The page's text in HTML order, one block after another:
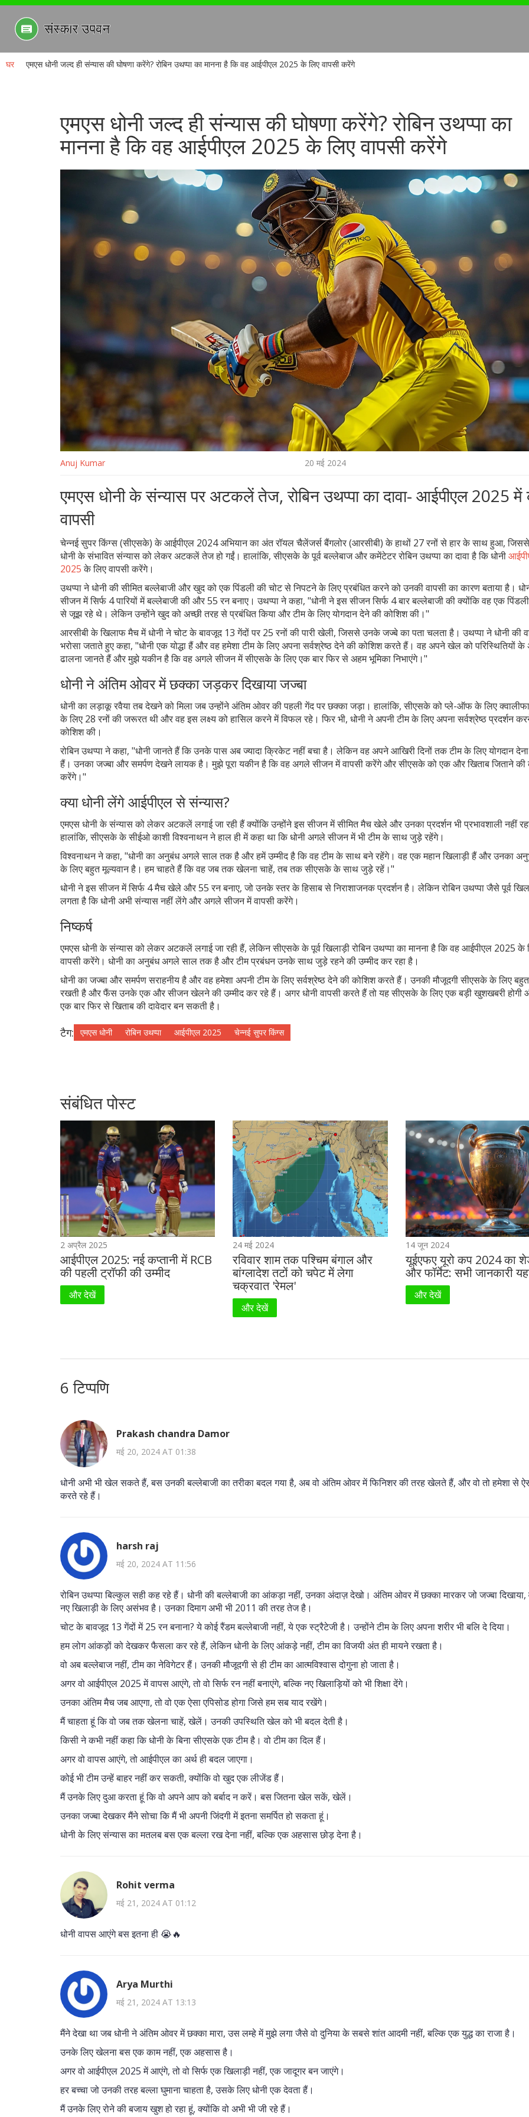
घर एमएस धोनी जल्द ही संन्यास की घोषणा करेंगे? रोबिन उथप्पा का मानना है कि वह आईपीएल 2025 के लिए वापसी करेंगे
एमएस धोनी जल्द ही संन्यास की घोषणा करेंगे? रोबिन उथप्पा का
मानना है कि वह आईपीएल 2025 के लिए वापसी करेंगे
Anuj Kumar 20 मई 2024
एमएस धोनी के संन्यास पर अटकलें तेज, रोबिन उथप्पा का दावा- आईपीएल 2025
वापसी
चेन्नई सुपर किंग्स (सीएसके) के आईपीएल 2024 अभियान का अंत रॉयल चैलेंजर्स बैंगलोर (आरसीबी) के हाथों 27 रनों से हार के साथ हुआ,
धोनी के संभावित संन्यास को लेकर अटकलें तेज हो गईं। हालांकि, सीएसके के पूर्व बल्लेबाज और कमेंटेटर रोबिन उथप्पा का दावा है कि धोनी
2025के लिए वापसी करेंगे।
उथप्पा ने धोनी की सीमित बल्लेबाजी और खुद को एक पिंडली की चोट से निपटने के लिए प्रबंधित करने को उनकी वापसी का कारण बताया है।
सीजन में सिर्फ 4 पारियों में बल्लेबाजी की और 55 रन बनाए। उथप्पा ने कहा, "धोनी ने इस सीजन सिर्फ 4 बार बल्लेबाजी की क्योंकि वह एक
से जूझ रहे थे। लेकिन उन्होंने खुद को अच्छी तरह से प्रबंधित किया और टीम के लिए योगदान देने की कोशिश की।"
आरसीबी के खिलाफ मैच में धोनी ने चोट के बावजूद 13 गेंदों पर 25 रनों की पारी खेली, जिससे उनके जज्बे का पता चलता है। उथप्पा ने धोनी की
भरोसा जताते हुए कहा, "धोनी एक योद्धा हैं और वह हमेशा टीम के लिए अपना सर्वश्रेष्ठ देने की कोशिश करते हैं। वह अपने खेल को परिस्थितियों
ढालना जानते हैं और मुझे यकीन है कि वह अगले सीजन में सीएसके के लिए एक बार फिर से अहम भूमिका निभाएंगे।"
धोनी ने अंतिम ओवर में छक्का जड़कर दिखाया जज्बा
धोनी का लड़ाकू रवैया तब देखने को मिला जब उन्होंने अंतिम ओवर की पहली गेंद पर छक्का जड़ा। हालांकि, सीएसके को प्ले-ऑफ के लिए
के लिए 28 रनों की जरूरत थी और वह इस लक्ष्य को हासिल करने में विफल रहे। फिर भी, धोनी ने अपनी टीम के लिए अपना सर्वश्रेष्ठ प्रदर्शन
कोशिश की।
रोबिन उथप्पा ने कहा, "धोनी जानते हैं कि उनके पास अब ज्यादा क्रिकेट नहीं बचा है। लेकिन वह अपने आखिरी दिनों तक टीम के लिए योगदान
हैं। उनका जज्बा और समर्पण देखने लायक है। मुझे पूरा यकीन है कि वह अगले सीजन में वापसी करेंगे और सीएसके को एक और खिताब जिताने की
करेंगे।"
क्या धोनी लेंगे आईपीएल से संन्यास?
एमएस धोनी के संन्यास को लेकर अटकलें लगाई जा रही हैं क्योंकि उन्होंने इस सीजन में सीमित मैच खेले और उनका प्रदर्शन भी प्रभावशाली नहीं
हालांकि, सीएसके के सीईओ काशी विश्वनाथन ने हाल ही में कहा था कि धोनी अगले सीजन में भी टीम के साथ जुड़े रहेंगे।
विश्वनाथन ने कहा, "धोनी का अनुबंध अगले साल तक है और हमें उम्मीद है कि वह टीम के साथ बने रहेंगे। वह एक महान खिलाड़ी हैं और उनका
के लिए बहुत मूल्यवान है। हम चाहते हैं कि वह जब तक खेलना चाहें, तब तक सीएसके के साथ जुड़े रहें।"
धोनी ने इस सीजन में सिर्फ 4 मैच खेले और 55 रन बनाए, जो उनके स्तर के हिसाब से निराशाजनक प्रदर्शन है। लेकिन रोबिन उथप्पा जैसे पूर्व
लगता है कि धोनी अभी संन्यास नहीं लेंगे और अगले सीजन में वापसी करेंगे।
निष्कर्ष
एमएस धोनी के संन्यास को लेकर अटकलें लगाई जा रही हैं, लेकिन सीएसके के पूर्व खिलाड़ी रोबिन उथप्पा का मानना है कि वह आईपीएल 2025 के
वापसी करेंगे। धोनी का अनुबंध अगले साल तक है और टीम प्रबंधन उनके साथ जुड़े रहने की उम्मीद कर रहा है।
धोनी का जज्बा और समर्पण सराहनीय है और वह हमेशा अपनी टीम के लिए सर्वश्रेष्ठ देने की कोशिश करते हैं। उनकी मौजूदगी सीएसके के लिए
रखती है और फैंस उनके एक और सीजन खेलने की उम्मीद कर रहे हैं। अगर धोनी वापसी करते हैं तो यह सीएसके के लिए एक बड़ी खुशखबरी होगी
एक बार फिर से खिताब की दावेदार बन सकती है।
टैग: एमएस धोनी रोबिन उथप्पा आईपीएल 2025 चेन्नई सुपर किंग्स
संबंधित पोस्ट
2 अप्रैल 2025
आईपीएल 2025: नई कप्तानी में RCB
की पहली ट्रॉफी की उम्मीद
और देखें
24 मई 2024
रविवार शाम तक पश्चिम बंगाल और
बांग्लादेश तटों को चपेट में लेगा
चक्रवात 'रेमल'
और देखें
14 जून 2024
यूईएफए यूरो कप 2024 का
और फॉर्मेट: सभी जानकारी
और देखें
6 टिप्पणि
Prakash chandra Damor
मई 20, 2024 AT 01:38
धोनी अभी भी खेल सकते हैं, बस उनकी बल्लेबाजी का तरीका बदल गया है, अब वो अंतिम ओवर में फिनिशर की तरह खेलते हैं, और वो तो हमेशा से
करते रहे हैं।
harsh raj
मई 20, 2024 AT 11:56
रोबिन उथप्पा बिल्कुल सही कह रहे हैं। धोनी की बल्लेबाजी का आंकड़ा नहीं, उनका अंदाज़ देखो। अंतिम ओवर में छक्का मारकर जो जज्बा दिखाया,
नए खिलाड़ी के लिए असंभव है। उनका दिमाग अभी भी 2011 की तरह तेज है।
चोट के बावजूद 13 गेंदों में 25 रन बनाना? ये कोई रैंडम बल्लेबाजी नहीं, ये एक स्ट्रैटेजी है। उन्होंने टीम के लिए अपना शरीर भी बलि दे दिया।
हम लोग आंकड़ों को देखकर फैसला कर रहे हैं, लेकिन धोनी के लिए आंकड़े नहीं, टीम का विजयी अंत ही मायने रखता है।
वो अब बल्लेबाज नहीं, टीम का नेविगेटर हैं। उनकी मौजूदगी से ही टीम का आत्मविश्वास दोगुना हो जाता है।
अगर वो आईपीएल 2025 में वापस आएंगे, तो वो सिर्फ रन नहीं बनाएंगे, बल्कि नए खिलाड़ियों को भी शिक्षा देंगे।
उनका अंतिम मैच जब आएगा, तो वो एक ऐसा एपिसोड होगा जिसे हम सब याद रखेंगे।
मैं चाहता हूं कि वो जब तक खेलना चाहें, खेलें। उनकी उपस्थिति खेल को भी बदल देती है।
किसी ने कभी नहीं कहा कि धोनी के बिना सीएसके एक टीम है। वो टीम का दिल हैं।
अगर वो वापस आएंगे, तो आईपीएल का अर्थ ही बदल जाएगा।
कोई भी टीम उन्हें बाहर नहीं कर सकती, क्योंकि वो खुद एक लीजेंड हैं।
मैं उनके लिए दुआ करता हूं कि वो अपने आप को बर्बाद न करें। बस जितना खेल सकें, खेलें।
उनका जज्बा देखकर मैंने सोचा कि मैं भी अपनी जिंदगी में इतना समर्पित हो सकता हूं।
धोनी के लिए संन्यास का मतलब बस एक बल्ला रख देना नहीं, बल्कि एक अहसास छोड़ देना है।
Rohit verma
मई 21, 2024 AT 01:12
धोनी वापस आएंगे बस इतना ही 😭🔥
Arya Murthi
मई 21, 2024 AT 13:13
मैंने देखा था जब धोनी ने अंतिम ओवर में छक्का मारा, उस लम्हे में मुझे लगा जैसे वो दुनिया के सबसे शांत आदमी नहीं, बल्कि एक युद्ध का राजा है।
उनके लिए खेलना बस एक काम नहीं, एक अहसास है।
अगर वो आईपीएल 2025 में आएंगे, तो वो सिर्फ एक खिलाड़ी नहीं, एक जादूगर बन जाएंगे।
हर बच्चा जो उनकी तरह बल्ला घुमाना चाहता है, उसके लिए धोनी एक देवता हैं।
मैं उनके लिए रोने की बजाय खुश हो रहा हूं, क्योंकि वो अभी भी जी रहे हैं।